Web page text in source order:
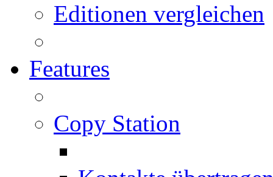
Editionen vergleichen
Features
Copy Station